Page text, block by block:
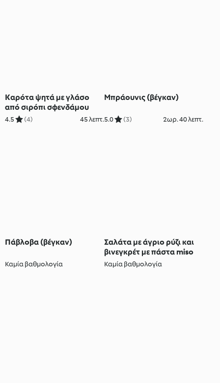
Καρότα ψητά με γλάσο
από σιρόπι σφενδάμου
4.5 (4) 45 λεπτ.
Μπράουνις (βέγκαν)
5.0 (3) 2ωρ. 40 λεπτ.
Πάβλοβα (βέγκαν)
Καμία βαθμολογία
Σαλάτα με άγριο ρύζι και
βινεγκρέτ με πάστα miso
Καμία βαθμολογία